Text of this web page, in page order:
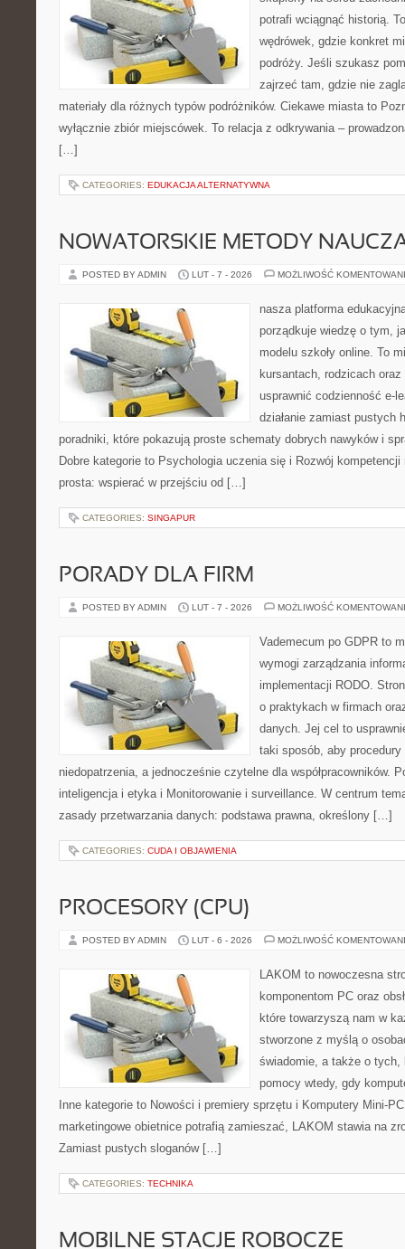
potrafi wciągnąć historią.
wędrówek, gdzie konkret
podróży. Jeśli szukasz
zajrzeć tam, gdzie nie
materiały dla różnych typów podróżników. Ciekawe miasta to
wyłącznie zbiór miejscówek. To relacja z odkrywania –
[…]
CATEGORIES: EDUKACJA ALTERNATYWNA
NOWATORSKIE METODY
POSTED BY ADMIN LUT - 7 - 2026 MOŻLIWOŚĆ
nasza platforma
porządkuje wiedzę o tym,
modelu szkoły online. To
kursantach, rodzicach
usprawnić codzienność e-
działanie zamiast pustych
poradniki, które pokazują proste schematy dobrych nawyków i
Dobre kategorie to Psychologia uczenia się i Rozwój
prosta: wspierać w przejściu od […]
CATEGORIES: SINGAPUR
PORADY DLA FIRM
POSTED BY ADMIN LUT - 7 - 2026 MOŻLIWOŚĆ
Vademecum po GDPR to
wymogi zarządzania
implementacji RODO.
o praktykach w firmach
danych. Jej cel to
taki sposób, aby procedury
niedopatrzenia, a jednocześnie czytelne dla współpracowników.
inteligencja i etyka i Monitorowanie i surveillance. W centrum
zasady przetwarzania danych: podstawa prawna, określony […]
CATEGORIES: CUDA I OBJAWIENIA
PROCESORY (CPU)
POSTED BY ADMIN LUT - 6 - 2026 MOŻLIWOŚĆ
LAKOM to nowoczesna
komponentom PC oraz
które towarzyszą nam w
stworzone z myślą o
świadomie, a także o tych,
pomocy wtedy, gdy
Inne kategorie to Nowości i premiery sprzętu i Komputery Mini-
marketingowe obietnice potrafią zamieszać, LAKOM stawia na
Zamiast pustych sloganów […]
CATEGORIES: TECHNIKA
MOBILNE STACJE ROBOCZE